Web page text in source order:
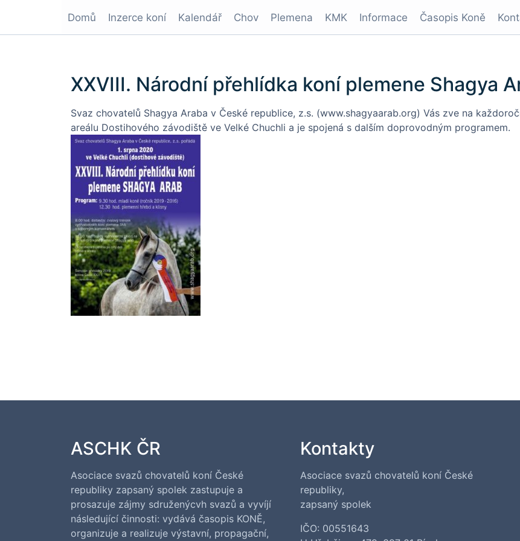
Domů Inzerce koní Kalendář Chov Plemena KMK Informace Časopis Koně
XXVIII. Národní přehlídka koní plemene Shagya
Svaz chovatelů Shagya Araba v České republice, z.s. (www.shagyaarab.org) Vás zve na
areálu Dostihového závodiště ve Velké Chuchli a je spojená s dalším doprovodným programem.
ASCHK ČR
Asociace svazů chovatelů koní České
republiky zapsaný spolek zastupuje a
prosazuje zájmy sdruženýcvh svazů a vyvíjí
následující činnosti: vydává časopis KONĚ,
organizuje a realizuje výstavní, propagační,
Kontakty
Asociace svazů chovatelů koní České
republiky,
zapsaný spolek
IČO: 00551643